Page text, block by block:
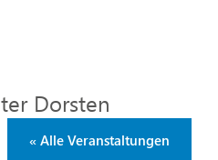
Dorsten
« Alle Veranstaltungen